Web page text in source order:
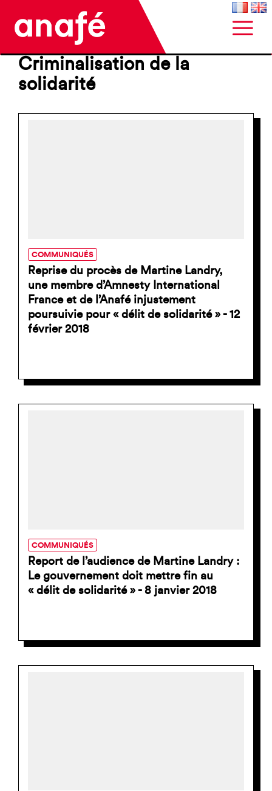
Criminalisation de la
solidarité
COMMUNIQUÉS
Reprise du procès de Martine Landry,
une membre d’Amnesty International
France et de l’Anafé injustement
poursuivie pour « délit de solidarité » - 12
février 2018
COMMUNIQUÉS
Report de l’audience de Martine Landry :
Le gouvernement doit mettre fin au
« délit de solidarité » - 8 janvier 2018